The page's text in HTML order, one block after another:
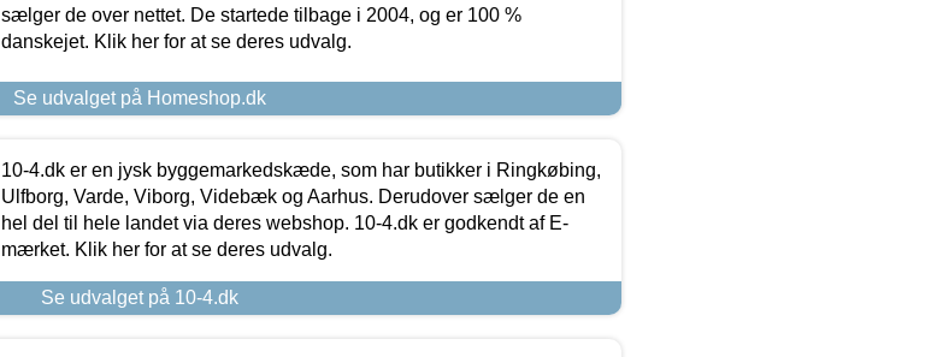
sælger de over nettet. De startede tilbage i 2004, og er 100 %
danskejet. Klik her for at se deres udvalg.
Se udvalget på Homeshop.dk
10-4.dk er en jysk byggemarkedskæde, som har butikker i Ringkøbing,
Ulfborg, Varde, Viborg, Videbæk og Aarhus. Derudover sælger de en
hel del til hele landet via deres webshop. 10-4.dk er godkendt af E-
mærket. Klik her for at se deres udvalg.
Se udvalget på 10-4.dk